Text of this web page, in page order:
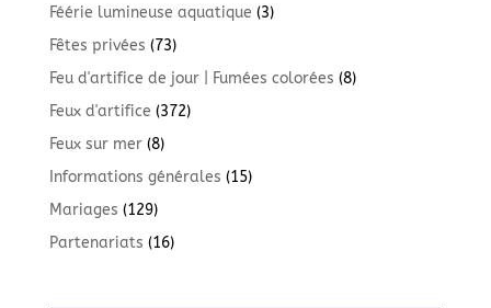
Féérie lumineuse aquatique (3)
Fêtes privées (73)
Feu d'artifice de jour | Fumées colorées (8)
Feux d'artifice (372)
Feux sur mer(8)
Informations générales (15)
Mariages (129)
Partenariats (16)